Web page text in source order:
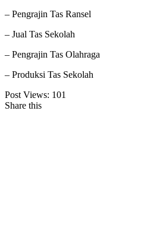
– Pengrajin Tas Ransel
– Jual Tas Sekolah
– Pengrajin Tas Olahraga
– Produksi Tas Sekolah
Post Views: 101
Share this